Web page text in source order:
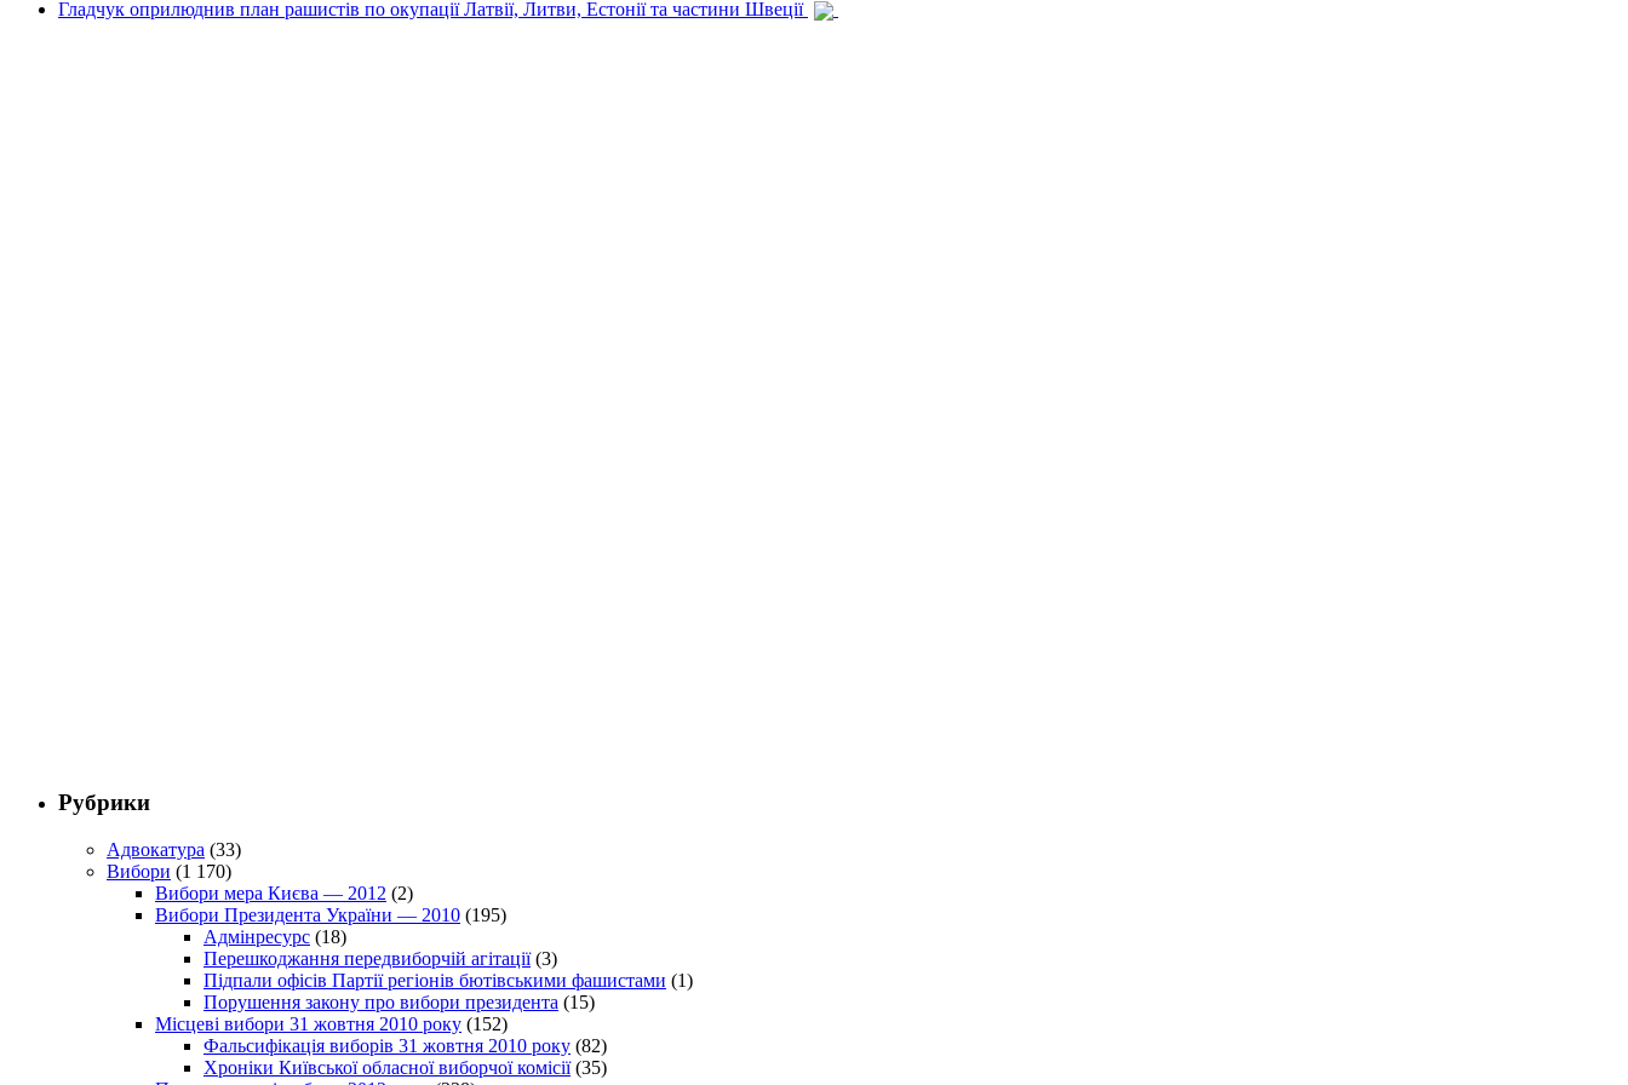
Гладчук оприлюднив план рашистів по окупації Латвії, Литви, Естонії та частини Швеції
Рубрики
Адвокатура (33)
Вибори (1 170)
Вибори мера Києва — 2012 (2)
Вибори Президента України — 2010 (195)
Адмінресурс (18)
Перешкоджання передвиборчій агітації(3)
Підпали офісів Партії регіонів бютівськими фашистами (1)
Порушення закону про вибори президента (15)
Місцеві вибори 31 жовтня 2010 року (152)
Фальсифікація виборів 31 жовтня 2010 року (82)
Хроніки Київської обласної виборчої комісії(35)